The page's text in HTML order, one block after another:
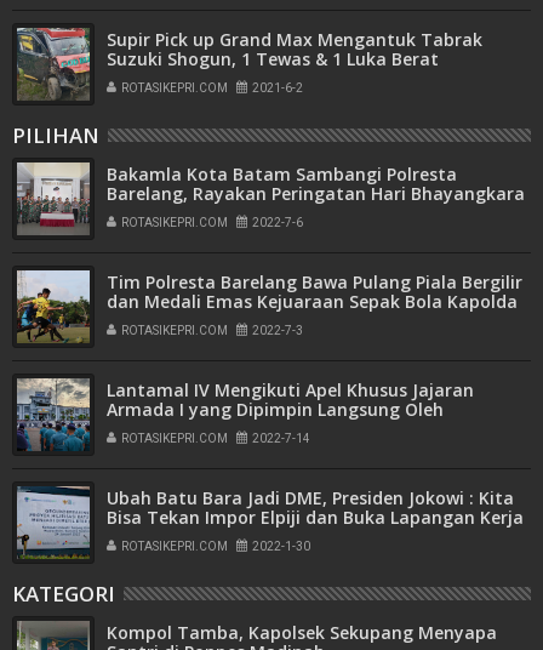
Supir Pick up Grand Max Mengantuk Tabrak
Suzuki Shogun, 1 Tewas & 1 Luka Berat
ROTASIKEPRI.COM 2021-6-2
PILIHAN
Bakamla Kota Batam Sambangi Polresta
Barelang, Rayakan Peringatan Hari Bhayangkara
ke-76
ROTASIKEPRI.COM 2022-7-6
Tim Polresta Barelang Bawa Pulang Piala Bergilir
dan Medali Emas Kejuaraan Sepak Bola Kapolda
Kepri Cup Tahun 2022
ROTASIKEPRI.COM 2022-7-3
Lantamal IV Mengikuti Apel Khusus Jajaran
Armada I yang Dipimpin Langsung Oleh
Pangkoarmada I
ROTASIKEPRI.COM 2022-7-14
Ubah Batu Bara Jadi DME, Presiden Jokowi : Kita
Bisa Tekan Impor Elpiji dan Buka Lapangan Kerja
ROTASIKEPRI.COM 2022-1-30
KATEGORI
Kompol Tamba, Kapolsek Sekupang Menyapa